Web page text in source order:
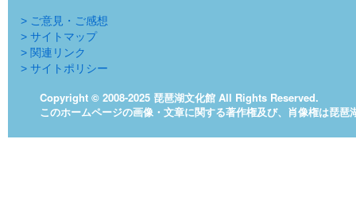
> ご意見・ご感想
> サイトマップ
> 関連リンク
> サイトポリシー
Copyright © 2008-2025 琵琶湖文化館 All Rights Reserved.
このホームページの画像・文章に関する著作権及び、肖像権は琵